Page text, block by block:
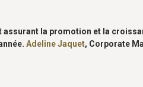
la promotion et la
Adeline Jaquet, Corporate